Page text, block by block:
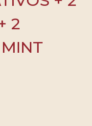
2